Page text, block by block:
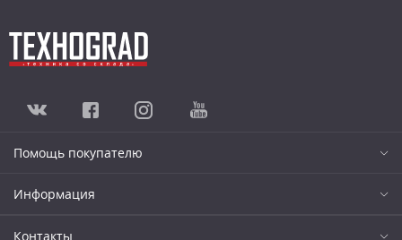
Помощь покупателю
Информация
Контакты